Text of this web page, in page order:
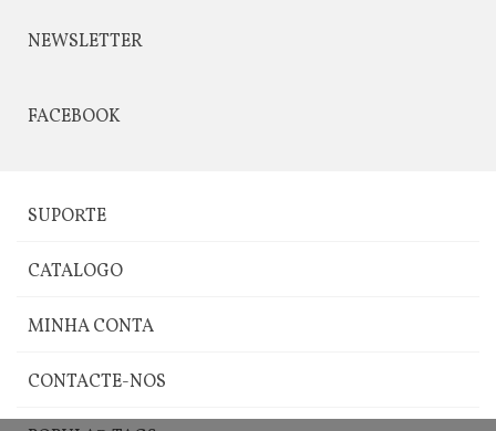
NEWSLETTER
FACEBOOK
SUPORTE
CATALOGO
MINHA CONTA
CONTACTE-NOS